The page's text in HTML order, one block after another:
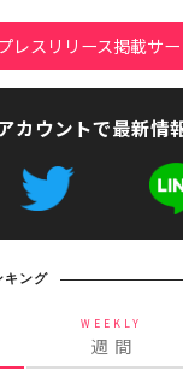
レスリリース掲載サ
カウントで最新情
キング
WEEKLY
週 間